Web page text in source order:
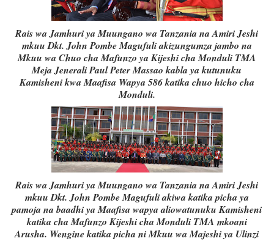
Rais wa Jamhuri ya Muungano wa Tanzania na Amiri Jeshi
mkuu Dkt. John Pombe Magufuli akizungumza jambo na
Mkuu wa Chuo cha Mafunzo ya Kijeshi cha Monduli TMA
Meja Jenerali Paul Peter Massao kabla ya kutunuku
Kamisheni kwa Maafisa Wapya 586 katika chuo hicho cha
Monduli.
Rais wa Jamhuri ya Muungano wa Tanzania na Amiri Jeshi
mkuu Dkt. John Pombe Magufuli akiwa katika picha ya
pamoja na baadhi ya Maafisa wapya aliowatunuku Kamisheni
katika cha Mafunzo Kijeshi cha Monduli TMA mkoani
Arusha. Wengine katika picha ni Mkuu wa Majeshi ya Ulinzi